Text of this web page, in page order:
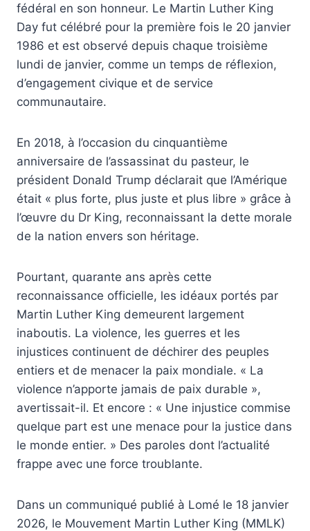
fédéral en son honneur. Le Martin Luther King
Day fut célébré pour la première fois le 20 janvier
1986 et est observé depuis chaque troisième
lundi de janvier, comme un temps de réflexion,
d’engagement civique et de service
communautaire.
En 2018, à l’occasion du cinquantième
anniversaire de l’assassinat du pasteur, le
président Donald Trump déclarait que l’Amérique
était « plus forte, plus juste et plus libre » grâce à
l’œuvre du Dr King, reconnaissant la dette morale
de la nation envers son héritage.
Pourtant, quarante ans après cette
reconnaissance officielle, les idéaux portés par
Martin Luther King demeurent largement
inaboutis. La violence, les guerres et les
injustices continuent de déchirer des peuples
entiers et de menacer la paix mondiale. « La
violence n’apporte jamais de paix durable »,
avertissait-il. Et encore : « Une injustice commise
quelque part est une menace pour la justice dans
le monde entier. » Des paroles dont l’actualité
frappe avec une force troublante.
Dans un communiqué publié à Lomé le 18 janvier
2026, le Mouvement Martin Luther King (MMLK)